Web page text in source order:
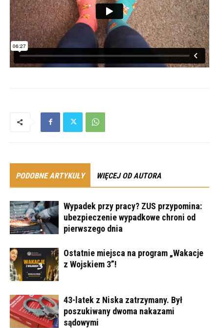
PODOBNE ARTYKUŁY WIĘCEJ OD AUTORA
Wypadek przy pracy? ZUS przypomina:
ubezpieczenie wypadkowe chroni od
pierwszego dnia
Ostatnie miejsca na program „Wakacje
z Wojskiem 3”!
43-latek z Niska zatrzymany. Był
poszukiwany dwoma nakazami
sądowymi